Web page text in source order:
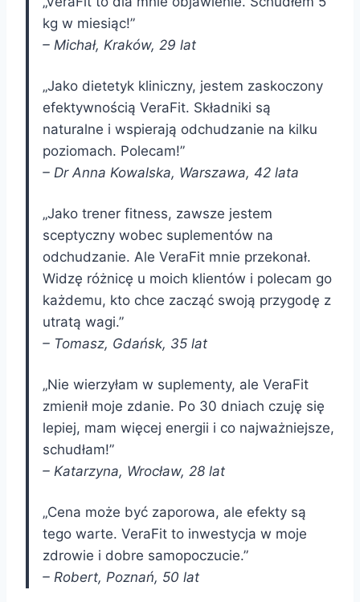
kg w miesiąc!”
– Michał, Kraków, 29 lat
„Jako dietetyk kliniczny, jestem zaskoczony
efektywnością VeraFit. Składniki są
naturalne i wspierają odchudzanie na kilku
poziomach. Polecam!”
– Dr Anna Kowalska, Warszawa, 42 lata
„Jako trener fitness, zawsze jestem
sceptyczny wobec suplementów na
odchudzanie. Ale VeraFit mnie przekonał.
Widzę różnicę u moich klientów i polecam go
każdemu, kto chce zacząć swoją przygodę z
utratą wagi.”
– Tomasz, Gdańsk, 35 lat
„Nie wierzyłam w suplementy, ale VeraFit
zmienił moje zdanie. Po 30 dniach czuję się
lepiej, mam więcej energii i co najważniejsze,
schudłam!”
– Katarzyna, Wrocław, 28 lat
„Cena może być zaporowa, ale efekty są
tego warte. VeraFit to inwestycja w moje
zdrowie i dobre samopoczucie.”
– Robert, Poznań, 50 lat